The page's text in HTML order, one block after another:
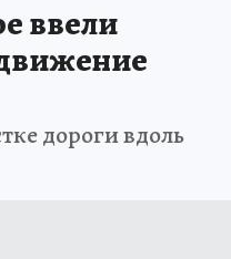
ввели
дороги вдоль